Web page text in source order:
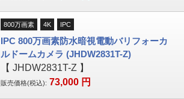
800万画素 4K IPC
IPC 800万画素防水暗視電動バリフォーカ
ルドームカメラ (JHDW2831T-Z)
【 JHDW2831T-Z 】
販売価格(税込): 73,000 円